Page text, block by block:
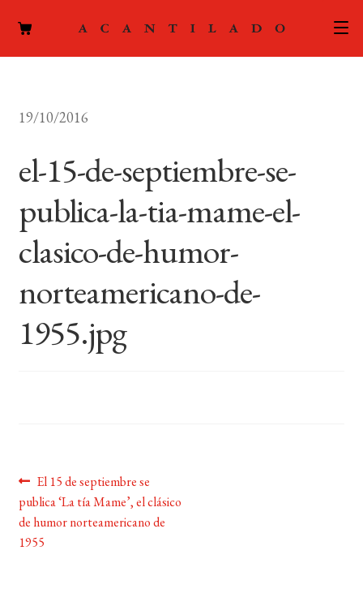
ACTUALIDAD
PODCAST
FOREIGN RIGHTS
19/10/2016
el-15-de-septiembre-se-
publica-la-tia-mame-el-
clasico-de-humor-
norteamericano-de-
1955.jpg
Navegación
de
entradas
Anterior:
El 15 de septiembre se
publica ‘La tía Mame’, el clásico
de humor norteamericano de
1955